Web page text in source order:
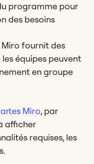
programme pour
des besoins
Miro fournit des
équipes peuvent
en groupe
Miro, par
afficher
requises, les